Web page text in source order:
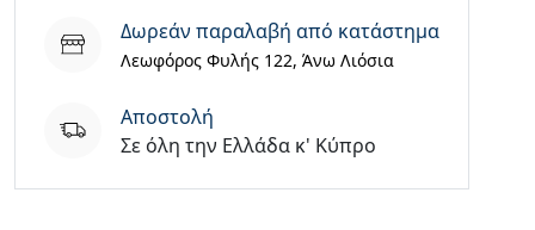
Δωρεάν παραλαβή από κατάστημα
Λεωφόρος Φυλής 122, Άνω Λιόσια
Aποστολή
Σε όλη την Ελλάδα κ' Κύπρο